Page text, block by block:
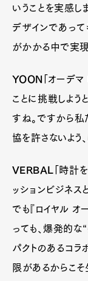
いうことを実感
デザインであっ
がかかる中で実現
YOON
「オーデ
ことに挑戦しよう
すね。ですから
協を許さないよう
VERBAL
「時計
ッションビジネス
でも『ロイヤル オ
っても、爆発的な
パクトのあるコラ
限があるからこそ